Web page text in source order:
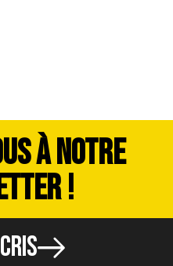
À NOTRE
!